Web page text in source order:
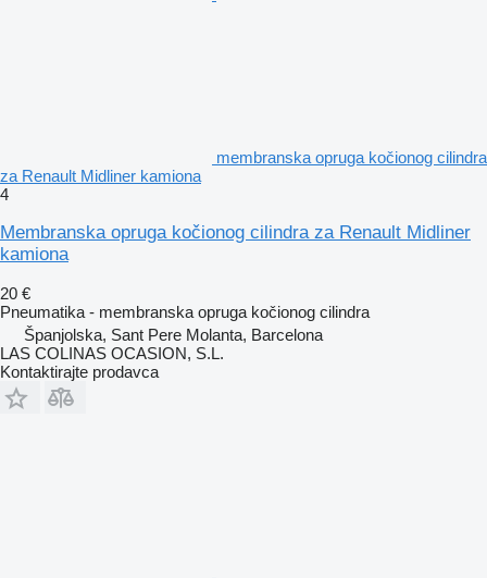
membranska opruga kočionog cilindra
za Renault Midliner kamiona
4
Membranska opruga kočionog cilindra za Renault Midliner
kamiona
20 €
Pneumatika - membranska opruga kočionog cilindra
Španjolska, Sant Pere Molanta, Barcelona
LAS COLINAS OCASION, S.L.
Kontaktirajte prodavca